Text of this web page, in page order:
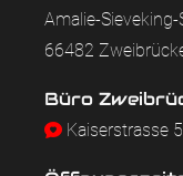
Amalie-Sieveking-
66482
Büro
Kaiserstrasse